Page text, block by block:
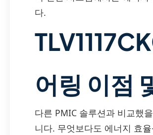
다.
어링 이점
다른 PMIC 솔루션과 비교했
니다. 무엇보다도 에너지 효